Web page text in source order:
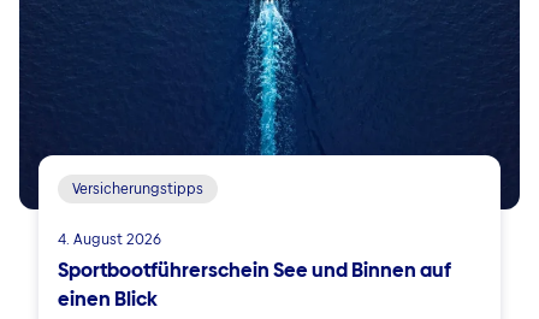
Versicherungstipps
4. August 2026
Sportbootführerschein See und Binnen auf
einen Blick